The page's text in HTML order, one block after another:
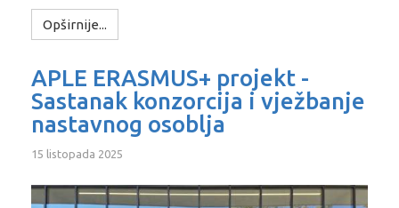
Opširnije...
APLE ERASMUS+ projekt -
Sastanak konzorcija i vježbanje
nastavnog osoblja
15 listopada 2025